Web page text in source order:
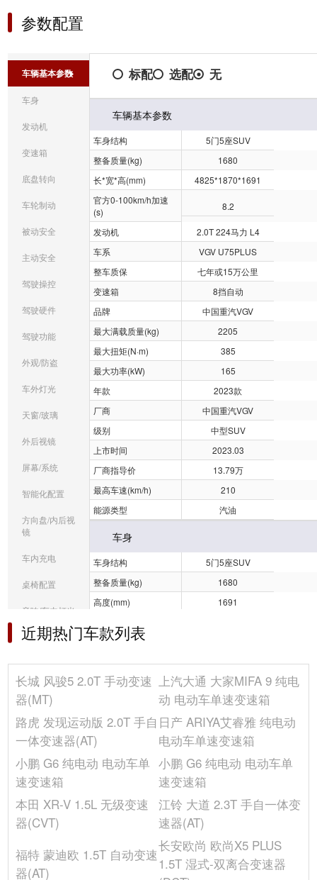
参数配置
车辆基本参数
车身
发动机
变速箱
底盘转向
车轮制动
被动安全
主动安全
驾驶操控
驾驶硬件
驾驶功能
外观/防盗
车外灯光
天窗/玻璃
外后视镜
屏幕/系统
智能化配置
方向盘/内后视
镜
车内充电
桌椅配置
音响/车内灯光
冰箱/空调
选装包
其它
标配 选配 无
车辆基本参数
车身结构
5门5座SUV
整备质量(kg)
1680
长*宽*高(mm)
4825*1870*1691
官方0-100km/h加速
(s)
8.2
发动机
2.0T 224马力 L4
车系
VGV U75PLUS
整车质保
七年或15万公里
变速箱
8挡自动
品牌
中国重汽VGV
最大满载质量(kg)
2205
最大扭矩(N·m)
385
最大功率(kW)
165
年款
2023款
厂商
中国重汽VGV
级别
中型SUV
上市时间
2023.03
厂商指导价
13.79万
最高车速(km/h)
210
能源类型
汽油
车身
车身结构
5门5座SUV
整备质量(kg)
1680
高度(mm)
1691
轴距(mm)
宽度(mm)
1870
车门开启方式
平开门
5
座位数(个)
5
后轮距(mm)
1564
油箱容积(L)
58
发动机
燃料形式
汽油
DOHC
近期热门车款列表
长城 风骏5 2.0T 手动变速
器(MT)
上汽大通 大家MIFA 9 纯电
动 电动车单速变速箱
路虎 发现运动版 2.0T 手自
一体变速器(AT)
日产 ARIYA艾睿雅 纯电动
电动车单速变速箱
小鹏 G6 纯电动 电动车单
速变速箱
小鹏 G6 纯电动 电动车单
速变速箱
本田 XR-V 1.5L 无级变速
器(CVT)
江铃 大道 2.3T 手自一体变
速器(AT)
福特 蒙迪欧 1.5T 自动变速
器(AT)
长安欧尚 欧尚X5 PLUS
1.5T 湿式-双离合变速器